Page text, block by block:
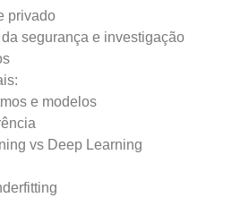
privado
segurança e investigação
e modelos
vs Deep Learning